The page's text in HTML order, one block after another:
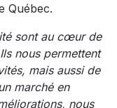
Québec.
sont au cœur de
nous permettent
mais aussi de
marché en
nous